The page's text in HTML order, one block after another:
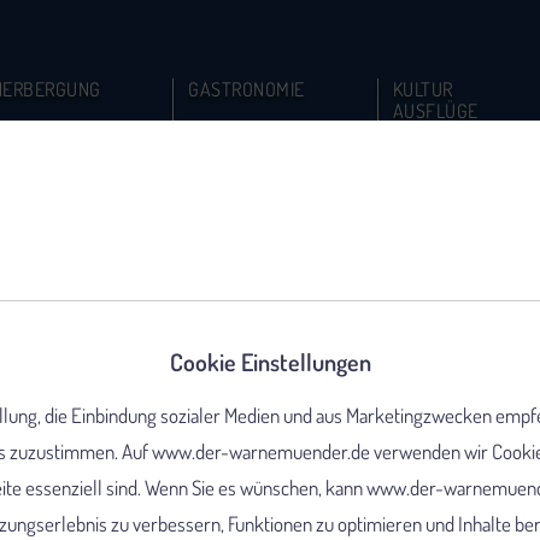
GASTRONOMIE
KULTUR
AUSFLÜGE
Cookie Einstellungen
die Einbindung sozialer Medien und aus Marketingzwecken
zuzustimmen. Auf www.der-warnemuender.de verwenden wir
essenziell sind. Wenn Sie es wünschen, kann www.der-
zu verbessern, Funktionen zu optimieren und Inhalte